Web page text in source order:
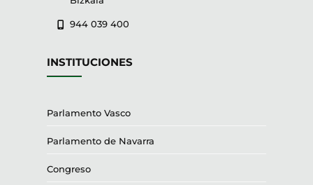
944 039 400
INSTITUCIONES
Parlamento Vasco
Parlamento de Navarra
Congreso